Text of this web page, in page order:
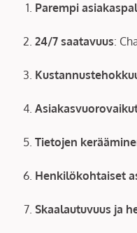
Parempi
24/7 saatavuus:
Tietojen
Henkilökohtaiset
Skaalautuvuus ja